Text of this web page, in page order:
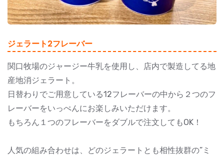
ジェラート2フレーバー
関口牧場のジャージー牛乳を使用し、店内で製造してる地
産地消ジェラート。
日替わりでご用意している12フレーバーの中から２つのフ
レーバーをいっぺんにお楽しみいただけます。
もちろん１つのフレーバーをダブルで注文してもOK！
人気の組み合わせは、どのジェラートとも相性抜群の”ミ